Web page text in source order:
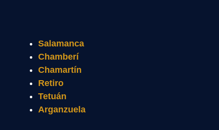
Salamanca
Chamberí
Chamartín
Retiro
Tetuán
Arganzuela